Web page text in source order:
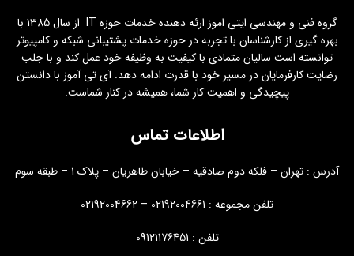
گروه فنی و مهندسی ایتی اموز ارئه دهنده خدمات حوزه IT از سال 1385 با
بهره گیری از کارشناسان با تجربه در حوزه خدمات پشتیبانی شبکه و کامپیوتر
توانسته است سالیان متمادی با کیفیت به وظیفه خود عمل کند و با جلب
رضایت کارفرمایان در مسیر خود با قدرت ادامه دهد. آی تی آموز با دانستن
پیچیدگی و اهمیت کار شما، همیشه در کنار شماست.
اطلاعات تماس
آدرس : تهران – فلکه دوم صادقیه – خیابان طاهریان – پلاک 1 – طبقه سوم
تلفن مجموعه : 02192004661 – 02192004662
تلفن : 09121176451